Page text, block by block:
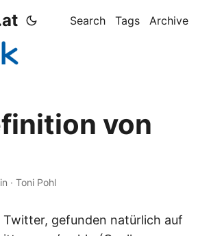
Search Tags Archive
von
· Toni Pohl
Twitter, gefunden natürlich auf